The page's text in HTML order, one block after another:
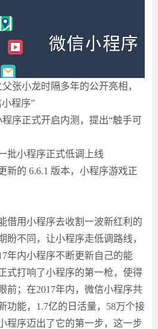
张小龙时隔多年的公开亮相，
程序”
程序正式开启内测，提出“触手可
批小程序正式低调上线
新的 6.6.1 版本，小程序游戏正
借用小程序去收割一波新红利的
盼不同，让小程序走低调路线，
年内小程序不断更新自己的能
式打响了小程序的第一枪，使得
前；在2017年内，微信小程序共
功能，1.7亿的日活量，58万个接
程序迈出了它的第一步，这一步